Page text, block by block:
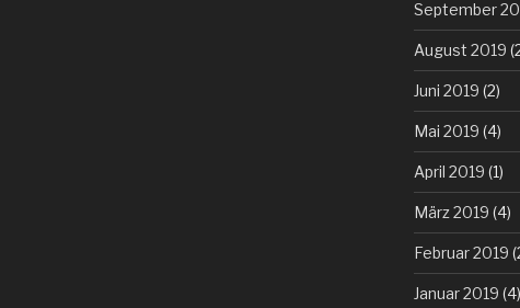
September
August 2019
Juni 2019 (2)
Mai 2019 (4)
April 2019 (1)
März 2019 (4)
Februar 2019
Januar 2019 (4)